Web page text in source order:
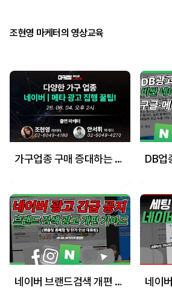
조현영 마케터의 영상교육
가구업종 구매 증대하는 광고 전략 꿀팁_네이버, 메타
네이버 브랜드검색 개편 핵심 요약 & 광고 그룹 세팅 주의점 #브랜드검색광고 #마케팅교육